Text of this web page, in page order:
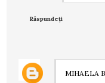
Răspundeți
MIHAELA